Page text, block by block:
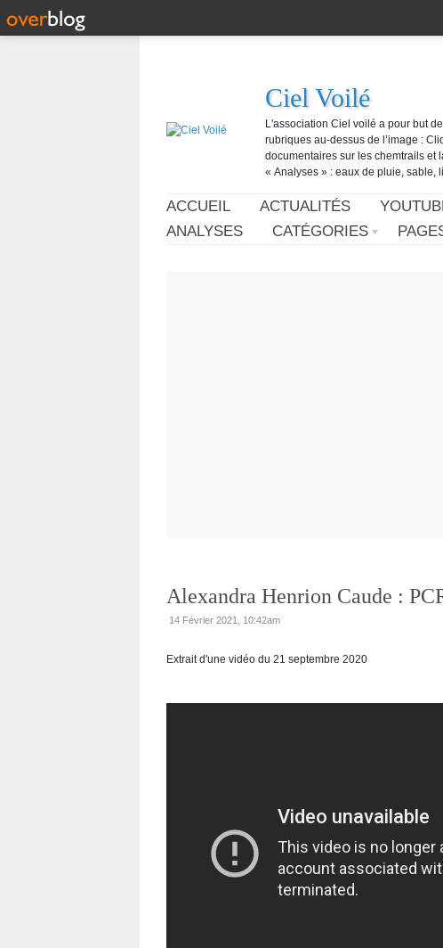
Ciel Voilé
L'association Ciel voilé a pour but
rubriques au-dessus de l’image :
documentaires sur les chemtrails
« Analyses » : eaux de pluie, sable,
ACCUEIL ACTUALITÉS
ANALYSES
CATÉGORIES
Alexandra Henrion Caude :
14 Février 2021, 10:42am
Extrait d'une vidéo du 21 septembre 2020